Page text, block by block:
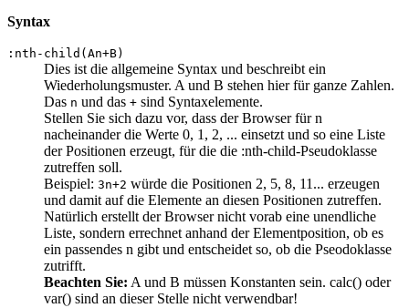
Syntax
:nth-child(An+B)
Dies ist die allgemeine Syntax und beschreibt ein
Wiederholungsmuster. A und B stehen hier für ganze Zahlen.
Das n und das + sind Syntaxelemente.
Stellen Sie sich dazu vor, dass der Browser für n
nacheinander die Werte 0, 1, 2, ... einsetzt und so eine Liste
der Positionen erzeugt, für die die :nth-child-Pseudoklasse
zutreffen soll.
Beispiel: 3n+2 würde die Positionen 2, 5, 8, 11... erzeugen
und damit auf die Elemente an diesen Positionen zutreffen.
Natürlich erstellt der Browser nicht vorab eine unendliche
Liste, sondern errechnet anhand der Elementposition, ob es
ein passendes n gibt und entscheidet so, ob die Pseodoklasse
zutrifft.
Beachten Sie: A und B müssen Konstanten sein. calc() oder
var() sind an dieser Stelle nicht verwendbar!